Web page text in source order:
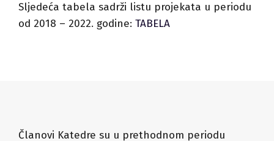
Sljedeća tabela sadrži listu projekata u periodu
od 2018 – 2022. godine: TABELA
Članovi Katedre su u prethodnom periodu